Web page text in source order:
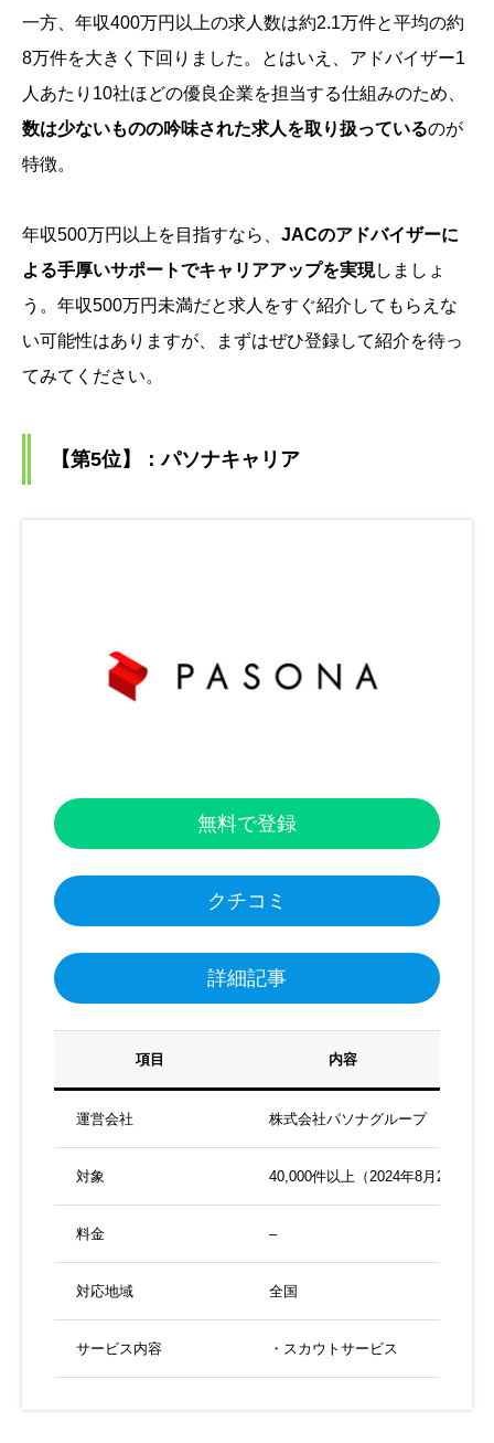
一方、年収400万円以上の求人数は約2.1万件と平均の約
8万件を大きく下回りました。とはいえ、アドバイザー1
人あたり10社ほどの優良企業を担当する仕組みのため、
数は少ないものの吟味された求人を取り扱っているのが
特徴。
年収500万円以上を目指すなら、 JACのアドバイザーに
よる手厚いサポートでキャリアアップを実現しましょ
う。年収500万円未満だと求人をすぐ紹介してもらえな
い可能性はありますが、まずはぜひ登録して紹介を待っ
てみてください。
【第5位】：パソナキャリア
無料で登録
クチコミ
詳細記事
項目 内容
運営会社 株式会社パソナグループ
対象 40,000件以上（2024年8月28日現
料金 –
対応地域 全国
サービス内容 ・スカウトサービス